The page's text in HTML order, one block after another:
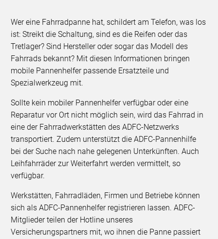
Wer eine Fahrradpanne hat, schildert am Telefon, was los
ist: Streikt die Schaltung, sind es die Reifen oder das
Tretlager? Sind Hersteller oder sogar das Modell des
Fahrrads bekannt? Mit diesen Informationen bringen
mobile Pannenhelfer passende Ersatzteile und
Spezialwerkzeug mit.
Sollte kein mobiler Pannenhelfer verfügbar oder eine
Reparatur vor Ort nicht möglich sein, wird das Fahrrad in
eine der Fahrradwerkstätten des ADFC-Netzwerks
transportiert. Zudem unterstützt die ADFC-Pannenhilfe
bei der Suche nach nahe gelegenen Unterkünften. Auch
Leihfahrräder zur Weiterfahrt werden vermittelt, so
verfügbar.
Werkstätten, Fahrradläden, Firmen und Betriebe können
sich als ADFC-Pannenhelfer registrieren lassen. ADFC-
Mitglieder teilen der Hotline unseres
Versicherungspartners mit, wo ihnen die Panne passiert